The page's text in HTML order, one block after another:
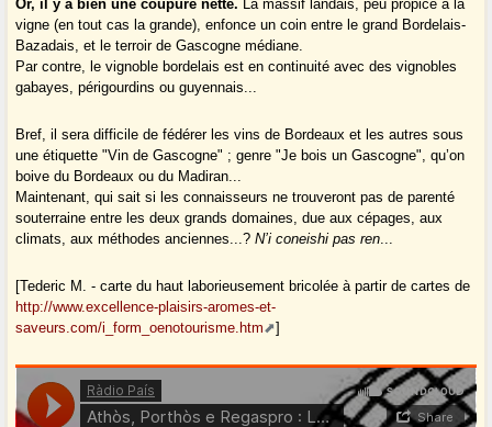
Or, il y a bien une coupure nette. La massif landais, peu propice à la
vigne (en tout cas la grande), enfonce un coin entre le grand Bordelais-
Bazadais, et le terroir de Gascogne médiane.
Par contre, le vignoble bordelais est en continuité avec des vignobles
gabayes, périgourdins ou guyennais...
Bref, il sera difficile de fédérer les vins de Bordeaux et les autres sous
une étiquette "Vin de Gascogne" ; genre "Je bois un Gascogne", qu’on
boive du Bordeaux ou du Madiran...
Maintenant, qui sait si les connaisseurs ne trouveront pas de parenté
souterraine entre les deux grands domaines, due aux cépages, aux
climats, aux méthodes anciennes...?N’i coneishi pas ren...
[Tederic M. - carte du haut laborieusement bricolée à partir de cartes de
http://www.excellence-plaisirs-aromes-et-
saveurs.com/i_form_oenotourisme.htm
]